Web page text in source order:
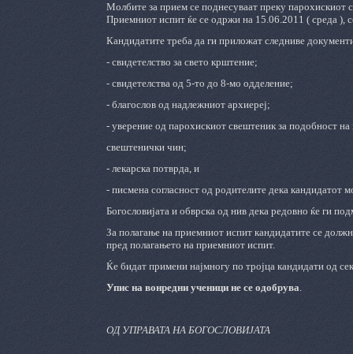
Молбите за прием се поднесуваат преку парохискиот
Приемниот испит ќе се одржи на 15.06.2011 ( среда ),
Кандидатите треба да ги приложат следниве
- свидетелство за свето крштение;
- свидетелства од 5-то до 8-мо одделение;
- благослов од надлежниот архиереј;
- уверение од парохискиот свештеник за подобност на
свештенички чин;
- лекарска потврда, и
- писмена согласност од родителите дека кандидатот
Богословијата и обврска од нив дека редовно ќе ги
За полагање на приемниот испит кандидатите се
пред полагањето на приемниот испит.
Ќе бидат примени најмногу по тројца кандидати од
Упис на вонредни ученици не се одобрува.
ОД УПРАВАТА НА БОГОСЛОВИЈАТА